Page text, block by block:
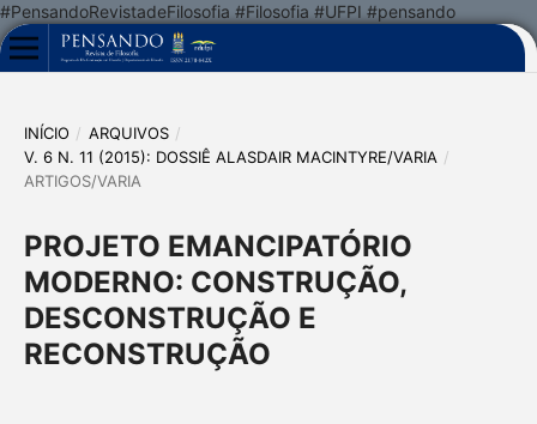
#PensandoRevistadeFilosofia #Filosofia #UFPI #pensando
INÍCIO / ARQUIVOS /
V. 6 N. 11 (2015): DOSSIÊ ALASDAIR MACINTYRE/VARIA /
ARTIGOS/VARIA
PROJETO EMANCIPATÓRIO
MODERNO: CONSTRUÇÃO,
DESCONSTRUÇÃO E
RECONSTRUÇÃO